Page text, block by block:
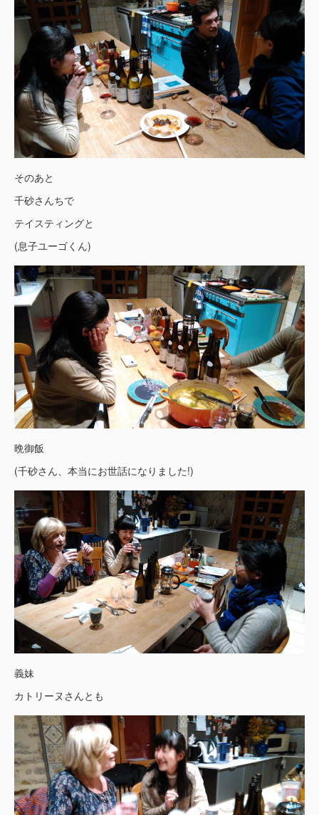
そのあと
千砂さんちで
テイスティングと
(息子ユーゴくん)
晩御飯
(千砂さん、本当にお世話になりました!)
義妹
カトリーヌさんとも